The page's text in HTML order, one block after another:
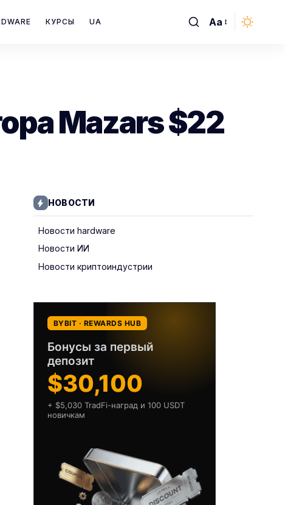
КУРСЫ UA
Font
Aa
Mazars $22
НОВОСТИ
Новости hardware
Новости ИИ
Новости криптоиндустрии
BYBIT · REWARDS HUB
Бонусы за первый
депозит
$30,100
+ $5,030 TradFi-наград и 100 USDT
новичкам